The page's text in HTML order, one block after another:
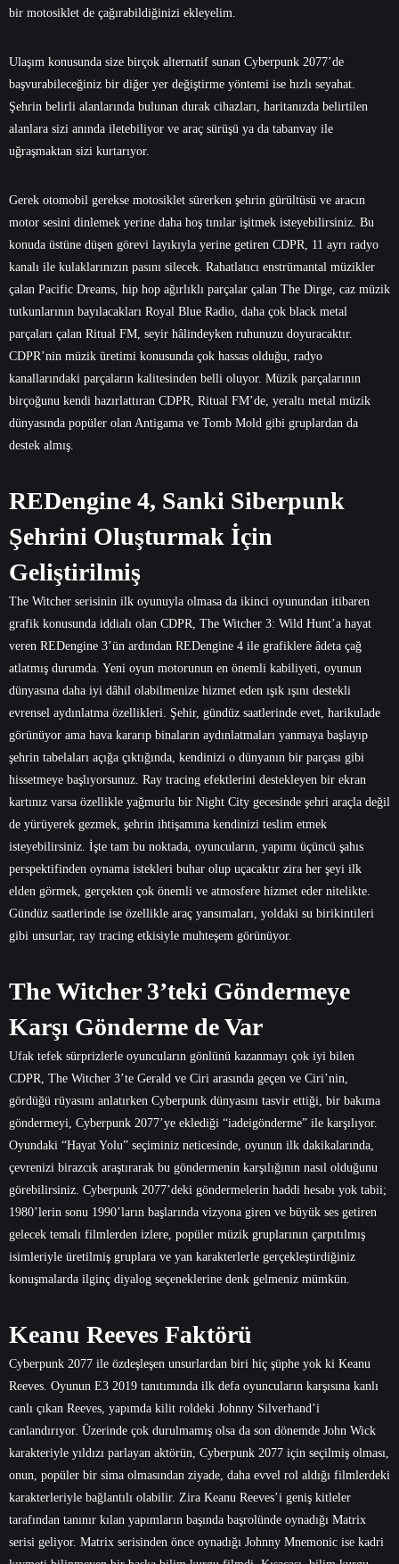
bir motosiklet de çağırabildiğinizi ekleyelim.
Ulaşım konusunda size birçok alternatif sunan Cyberpunk 2077’de
başvurabileceğiniz bir diğer yer değiştirme yöntemi ise hızlı seyahat.
Şehrin belirli alanlarında bulunan durak cihazları, haritanızda belirtilen
alanlara sizi anında iletebiliyor ve araç sürüşü ya da tabanvay ile
uğraşmaktan sizi kurtarıyor.
Gerek otomobil gerekse motosiklet sürerken şehrin gürültüsü ve aracın
motor sesini dinlemek yerine daha hoş tınılar işitmek isteyebilirsiniz. Bu
konuda üstüne düşen görevi layıkıyla yerine getiren CDPR, 11 ayrı radyo
kanalı ile kulaklarınızın pasını silecek. Rahatlatıcı enstrümantal müzikler
çalan Pacific Dreams, hip hop ağırlıklı parçalar çalan The Dirge, caz müzik
tutkunlarının bayılacakları Royal Blue Radio, daha çok black metal
parçaları çalan Ritual FM, seyir hâlindeyken ruhunuzu doyuracaktır.
CDPR’nin müzik üretimi konusunda çok hassas olduğu, radyo
kanallarındaki parçaların kalitesinden belli oluyor. Müzik parçalarının
birçoğunu kendi hazırlattıran CDPR, Ritual FM’de, yeraltı metal müzik
dünyasında popüler olan Antigama ve Tomb Mold gibi gruplardan da
destek almış.
REDengine 4, Sanki Siberpunk
Şehrini Oluşturmak İçin
Geliştirilmiş
The Witcher serisinin ilk oyunuyla olmasa da ikinci oyunundan itibaren
grafik konusunda iddialı olan CDPR, The Witcher 3: Wild Hunt’a hayat
veren REDengine 3’ün ardından REDengine 4 ile grafiklere âdeta çağ
atlatmış durumda. Yeni oyun motorunun en önemli kabiliyeti, oyunun
dünyasına daha iyi dâhil olabilmenize hizmet eden ışık ışını destekli
evrensel aydınlatma özellikleri. Şehir, gündüz saatlerinde evet, harikulade
görünüyor ama hava kararıp binaların aydınlatmaları yanmaya başlayıp
şehrin tabelaları açığa çıktığında, kendinizi o dünyanın bir parçası gibi
hissetmeye başlıyorsunuz. Ray tracing efektlerini destekleyen bir ekran
kartınız varsa özellikle yağmurlu bir Night City gecesinde şehri araçla değil
de yürüyerek gezmek, şehrin ihtişamına kendinizi teslim etmek
isteyebilirsiniz. İşte tam bu noktada, oyuncuların, yapımı üçüncü şahıs
perspektifinden oynama istekleri buhar olup uçacaktır zira her şeyi ilk
elden görmek, gerçekten çok önemli ve atmosfere hizmet eder nitelikte.
Gündüz saatlerinde ise özellikle araç yansımaları, yoldaki su birikintileri
gibi unsurlar, ray tracing etkisiyle muhteşem görünüyor.
The Witcher 3’teki Göndermeye
Karşı Gönderme de Var
Ufak tefek sürprizlerle oyuncuların gönlünü kazanmayı çok iyi bilen
CDPR, The Witcher 3’te Gerald ve Ciri arasında geçen ve Ciri’nin,
gördüğü rüyasını anlatırken Cyberpunk dünyasını tasvir ettiği, bir bakıma
göndermeyi, Cyberpunk 2077’ye eklediği “iadeigönderme” ile karşılıyor.
Oyundaki “Hayat Yolu” seçiminiz neticesinde, oyunun ilk dakikalarında,
çevrenizi birazcık araştırarak bu göndermenin karşılığının nasıl olduğunu
görebilirsiniz. Cyberpunk 2077’deki göndermelerin haddi hesabı yok tabii;
1980’lerin sonu 1990’ların başlarında vizyona giren ve büyük ses getiren
gelecek temalı filmlerden izlere, popüler müzik gruplarının çarpıtılmış
isimleriyle üretilmiş gruplara ve yan karakterlerle gerçekleştirdiğiniz
konuşmalarda ilginç diyalog seçeneklerine denk gelmeniz mümkün.
Keanu Reeves Faktörü
Cyberpunk 2077 ile özdeşleşen unsurlardan biri hiç şüphe yok ki Keanu
Reeves. Oyunun E3 2019 tanıtımında ilk defa oyuncuların karşısına kanlı
canlı çıkan Reeves, yapımda kilit roldeki Johnny Silverhand’i
canlandırıyor. Üzerinde çok durulmamış olsa da son dönemde John Wick
karakteriyle yıldızı parlayan aktörün, Cyberpunk 2077 için seçilmiş olması,
onun, popüler bir sima olmasından ziyade, daha evvel rol aldığı filmlerdeki
karakterleriyle bağlantılı olabilir. Zira Keanu Reeves’i geniş kitleler
tarafından tanınır kılan yapımların başında başrolünde oynadığı Matrix
serisi geliyor. Matrix serisinden önce oynadığı Johnny Mnemonic ise kadri